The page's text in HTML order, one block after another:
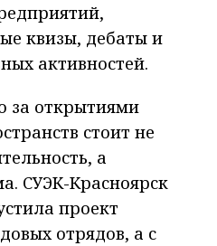
квизы, дебаты и
активностей.
за открытиями
стоит не
а
СУЭК-Красноярск
проект
отрядов, а с